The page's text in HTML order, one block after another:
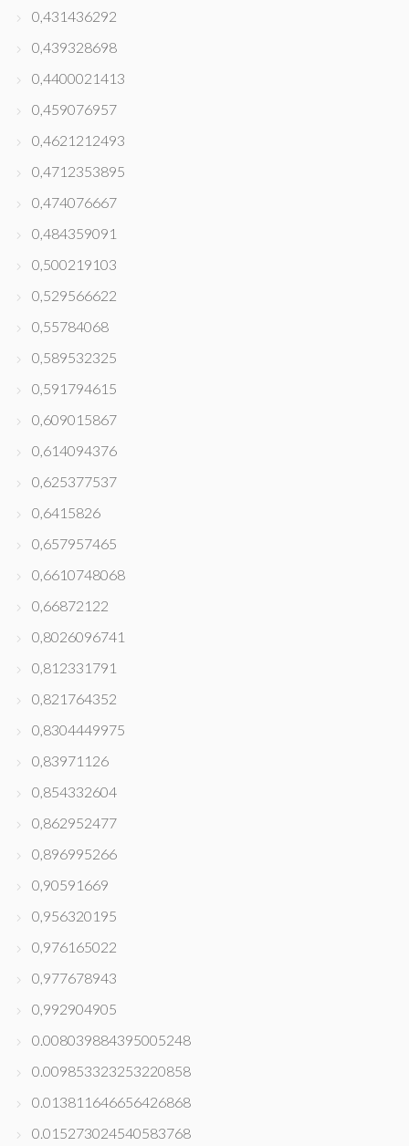
0,431436292
0,439328698
0,4400021413
0,459076957
0,4621212493
0,4712353895
0,474076667
0,484359091
0,500219103
0,529566622
0,55784068
0,589532325
0,591794615
0,609015867
0,614094376
0,625377537
0,6415826
0,657957465
0,6610748068
0,66872122
0,8026096741
0,812331791
0,821764352
0,8304449975
0,83971126
0,854332604
0,862952477
0,896995266
0,90591669
0,956320195
0,976165022
0,977678943
0,992904905
0.008039884395005248
0.009853323253220858
0.013811646656426868
0.015273024540583768